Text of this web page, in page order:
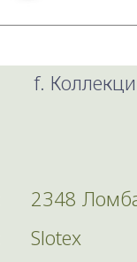
f.
2348
Slotex